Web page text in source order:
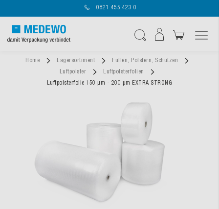
0821 455 423 0
Home Lagersortiment
Füllen, Polstern, Schützen
Luftpolster
Luftpolsterfolien
Luftpolsterfolie 150 µm - 200 µm EXTRA STRONG